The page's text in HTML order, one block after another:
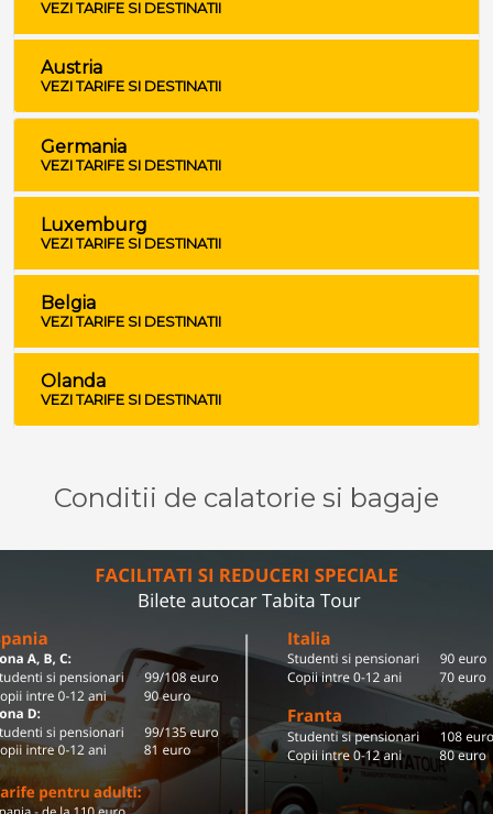
VEZI TARIFE SI DESTINATII
Austria
VEZI TARIFE SI DESTINATII
Germania
VEZI TARIFE SI DESTINATII
Luxemburg
VEZI TARIFE SI DESTINATII
Belgia
VEZI TARIFE SI DESTINATII
Olanda
VEZI TARIFE SI DESTINATII
Conditii de calatorie si bagaje